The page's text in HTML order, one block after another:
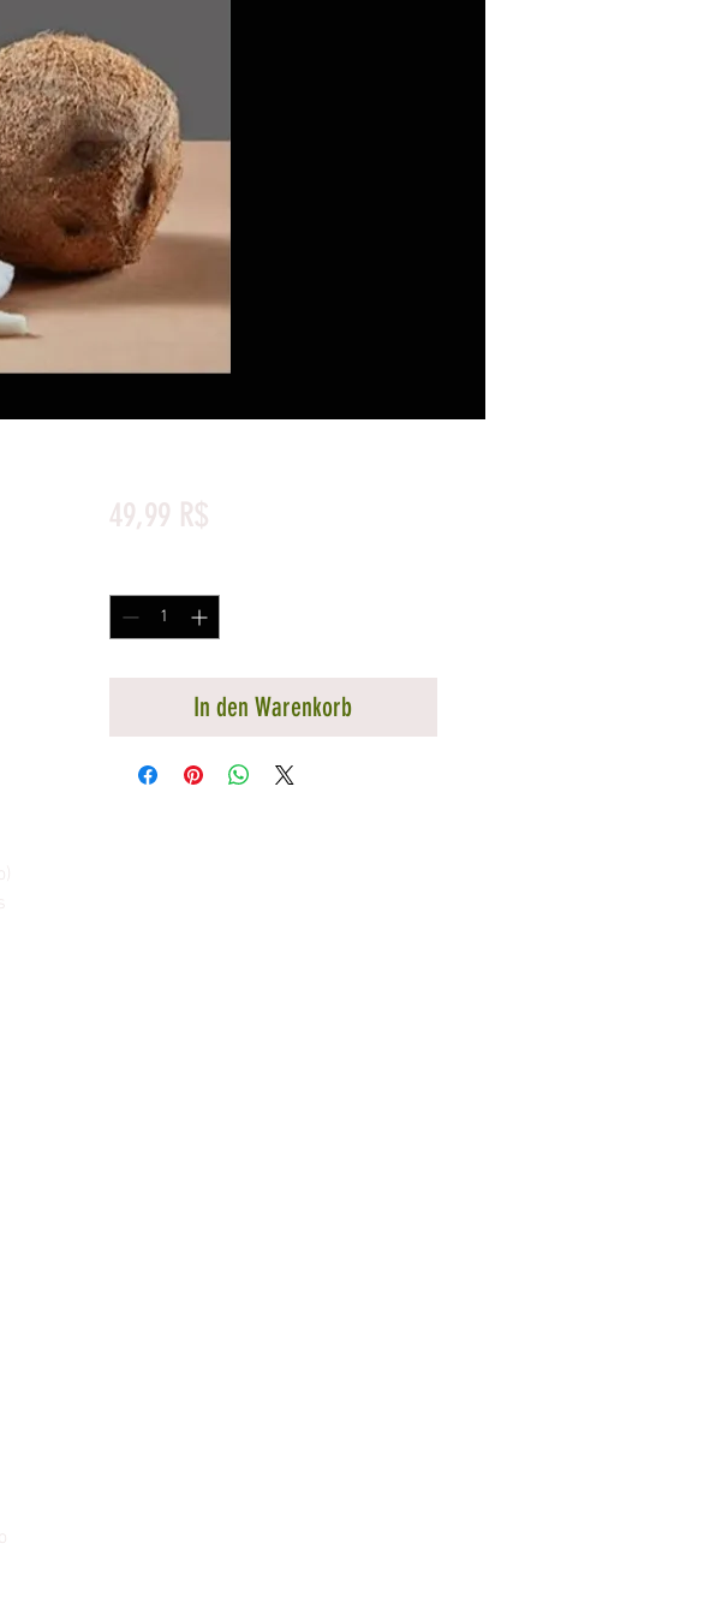
49,99 R$Preis
In den Warenkorb